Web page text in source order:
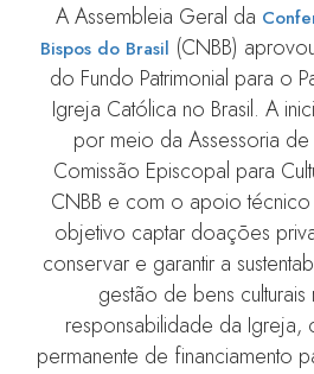
A Assembleia Geral da
Bispos do Brasil (CNBB)
do Fundo Patrimonial para o
Igreja Católica no Brasil. A
por meio da Assessoria de
Comissão Episcopal para
CNBB e com o apoio
objetivo captar doações
conservar e garantir a
gestão de bens
responsabilidade da Igreja,
permanente de financiamento